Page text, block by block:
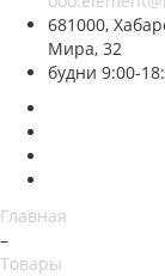
681000,
Мира, 32
будни 9:00-
Главная
–
Товары